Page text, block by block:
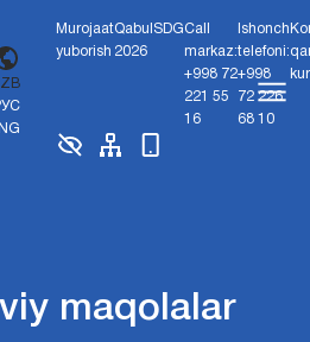
Murojaat
yuborish
Qabul
2026
SDGCall
markaz:
+998 72
221 55
16
Ishonch
telefoni:
+998
72 226
68 10
maqolalar